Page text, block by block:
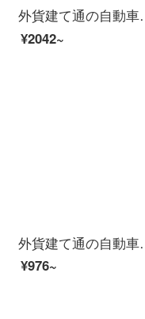
外貨建て通の自動車のカーテンの窓の日除けカー
¥2042~
外貨建て通の自動車のカーテンの窓の日除けカーテ
¥976~